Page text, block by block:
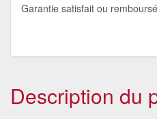
Garantie satisfait ou remboursé
Description du